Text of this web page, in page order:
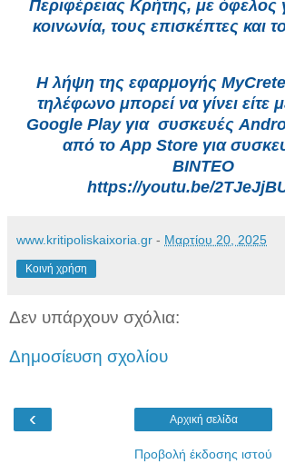
Περιφέρειας Κρήτης, με όφελος
κοινωνία, τους επισκέπτες και
Η λήψη της εφαρμογής MyCrete
τηλέφωνο μπορεί να γίνει είτε
Google Play για συσκευές
από το App Store για
ΒΙΝΤΕΟ
https://youtu.be/
www.kritipoliskaixoria.gr - Μαρτίου 20, 2025
Κοινή χρήση
Δεν υπάρχουν σχόλια:
Δημοσίευση σχολίου
‹ Αρχική σελίδα
Προβολή έκδοσης ιστού